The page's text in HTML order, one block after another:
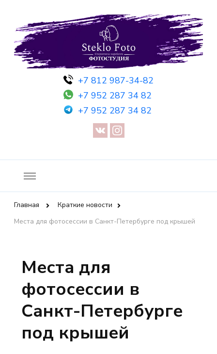
+7 812 987-34-82
+7 952 287 34 82
+7 952 287 34 82
Фотостудия SF
Фотосессия в студии СПб — Фотосессия в Санкт-Петербурге
— Предметная съемка — Невидимый манекен — Прозрачный
манекен — Сертификат на фотосессию
Главная
Краткие новости
Места для фотосессии в Санкт-Петербурге под крышей
Места для
фотосессии в
Санкт-Петербурге
под крышей